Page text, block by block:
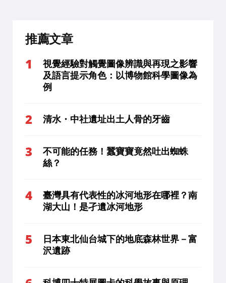
推薦文章
視覺經驗對觸覺圖像辨識與再現之影響
及語言提示角色：以博物館科學圖像為
例
清水・中社遺址出土人骨的牙齒
不可能的任務！蠶寶寶竟然吐出蜘蛛
絲？
臺灣具有代表性的冰河地形在哪裡？南
湖大山！是孑遺冰河地形
日本東北仙台城下的地底森林世界－富
沢遺跡